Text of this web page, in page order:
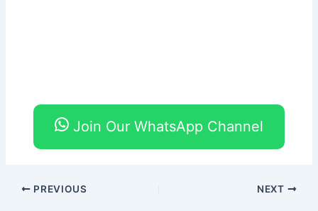
Join Our WhatsApp Channel
PREVIOUS NEXT